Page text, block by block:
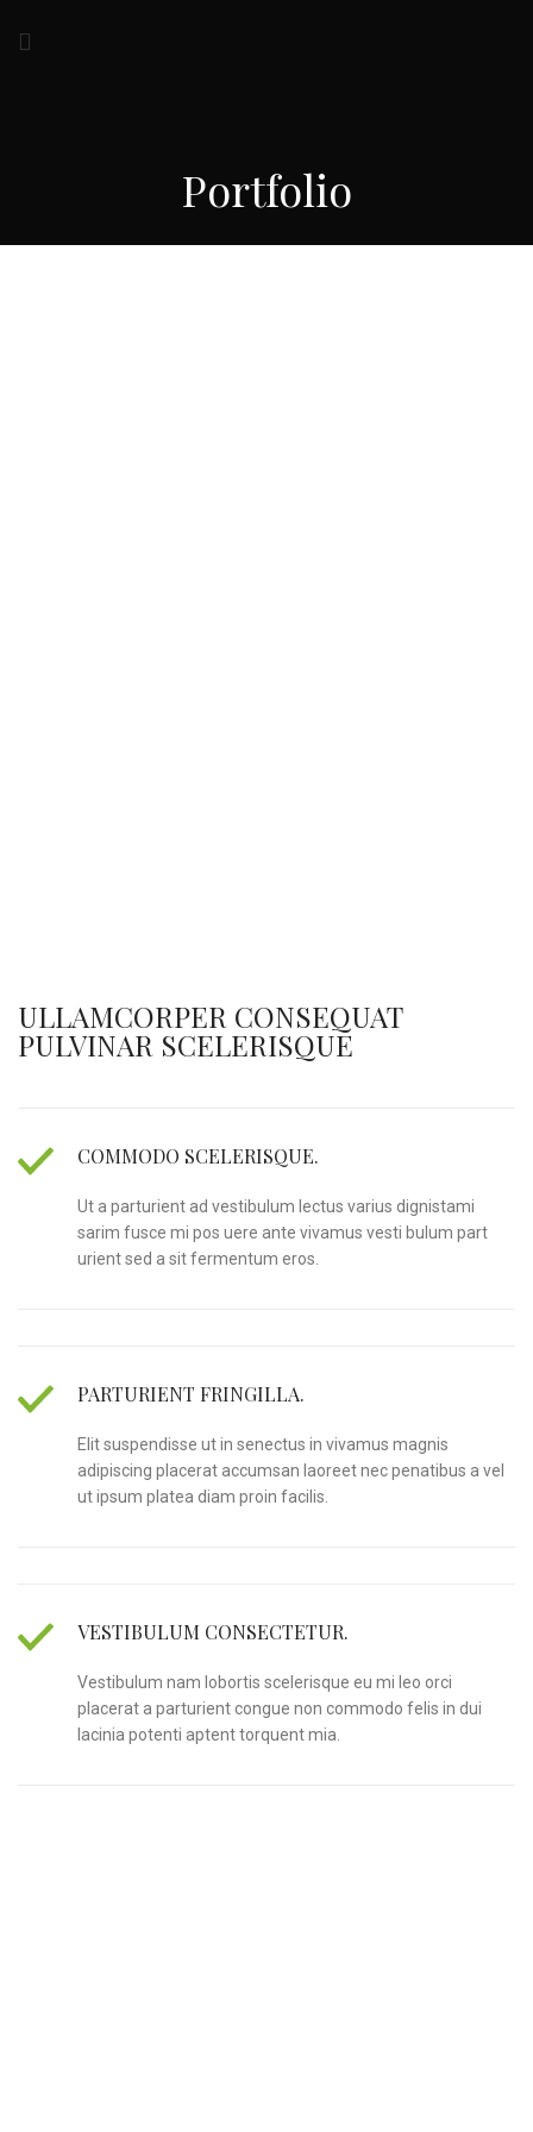
Portfolio
ULLAMCORPER CONSEQUAT
PULVINAR SCELERISQUE
COMMODO SCELERISQUE.
Ut a parturient ad vestibulum lectus varius dignistami
sarim fusce mi pos uere ante vivamus vesti bulum part
urient sed a sit fermentum eros.
PARTURIENT FRINGILLA.
Elit suspendisse ut in senectus in vivamus magnis
adipiscing placerat accumsan laoreet nec penatibus a vel
ut ipsum platea diam proin facilis.
VESTIBULUM CONSECTETUR.
Vestibulum nam lobortis scelerisque eu mi leo orci
placerat a parturient congue non commodo felis in dui
lacinia potenti aptent torquent mia.